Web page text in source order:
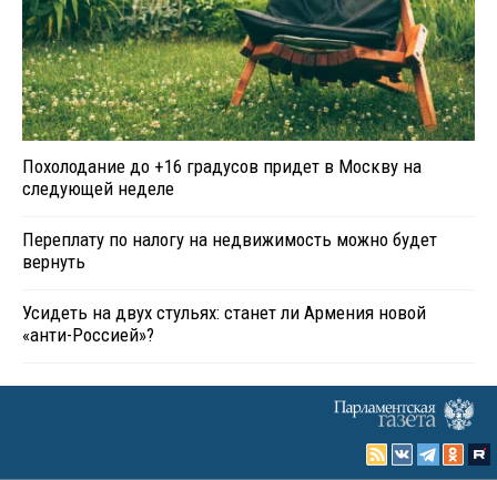
Похолодание до +16 градусов придет в Москву на
следующей неделе
Переплату по налогу на недвижимость можно будет
вернуть
Усидеть на двух стульях: станет ли Армения новой
«анти-Россией»?